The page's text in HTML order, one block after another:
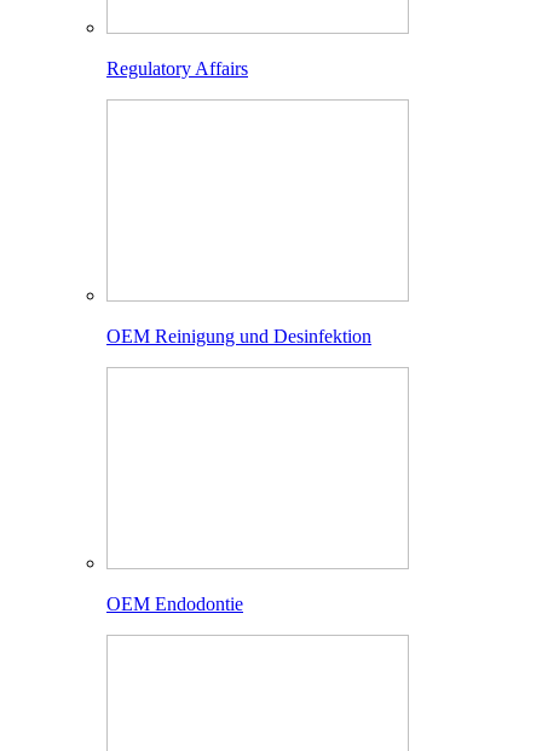
Regulatory Affairs
OEM Reinigung und Desinfektion
OEM Endodontie